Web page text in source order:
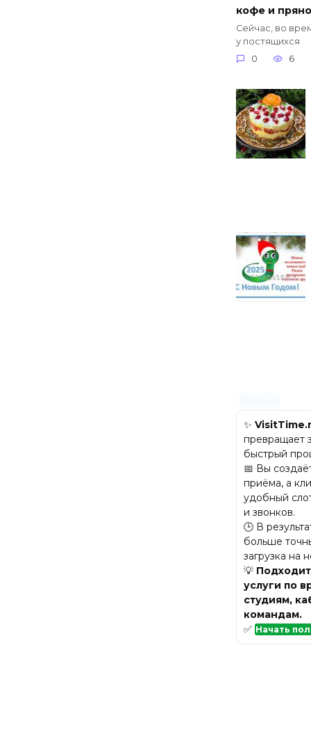
кофе и
Сейчас, во
у постящихся
0
6
✨
превращает
быстрый
📅 Вы
приёма, а
удобный
и звонков.
🕒 В
больше
загрузка на
💡
услуги по
студиям,
командам.
✅ Начать